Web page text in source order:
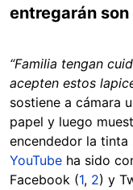
entregarán
“Familia tengan
acepten estos
sostiene a cámara
papel y luego
encendedor la
YouTube ha sido
Facebook (1, 2) y